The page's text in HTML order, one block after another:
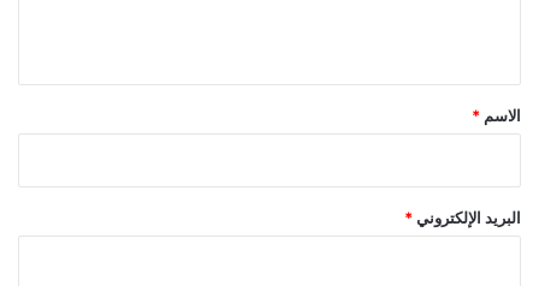
*
الاسم *
البريد الإلكتروني*